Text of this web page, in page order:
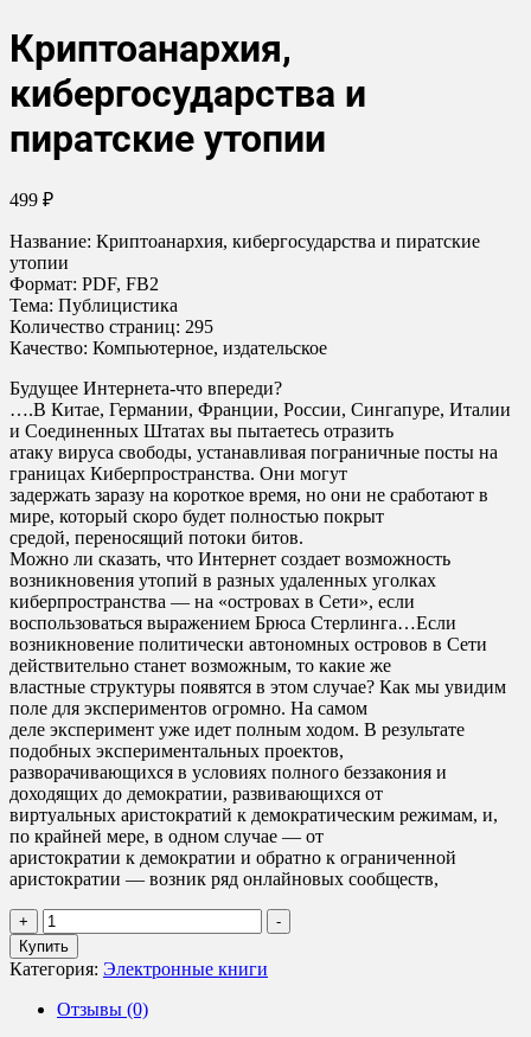
Криптоанархия,
кибергосударства и
пиратские утопии
499 ₽
Название: Криптоанархия, кибергосударства и пиратские
утопии
Формат: PDF, FB2
Тема: Публицистика
Количество страниц: 295
Качество: Компьютерное, издательское
Будущее Интернета-что впереди?
….В Китае, Германии, Франции, России, Сингапуре, Италии
и Соединенных Штатах вы пытаетесь отразить
атаку вируса свободы, устанавливая пограничные посты на
границах Киберпространства. Они могут
задержать заразу на короткое время, но они не сработают в
мире, который скоро будет полностью покрыт
средой, переносящий потоки битов.
Можно ли сказать, что Интернет создает возможность
возникновения утопий в разных удаленных уголках
киберпространства — на «островах в Сети», если
воспользоваться выражением Брюса Стерлинга…Если
возникновение политически автономных островов в Сети
действительно станет возможным, то какие же
властные структуры появятся в этом случае? Как мы увидим
поле для экспериментов огромно. На самом
деле эксперимент уже идет полным ходом. В результате
подобных экспериментальных проектов,
разворачивающихся в условиях полного беззакония и
доходящих до демократии, развивающихся от
виртуальных аристократий к демократическим режимам, и,
по крайней мере, в одном случае — от
аристократии к демократии и обратно к ограниченной
аристократии — возник ряд онлайновых сообществ,
+
Количество
товара
Криптоанархия,
кибергосударства
и
пиратские
-
Купить
Категория: Электронные книги
Отзывы (0)